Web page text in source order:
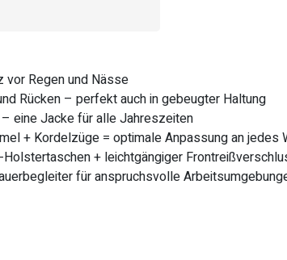
Regen und Nässe
Rücken – perfekt auch in gebeugter Haltung
eine Jacke für alle Jahreszeiten
+ Kordelzüge = optimale Anpassung an jedes
+ leichtgängiger
für anspruchsvolle